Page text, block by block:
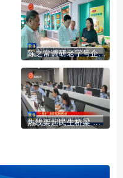
陈之常调研老字号企业创新发展工作
热线架起民生桥梁 用心守护市井烟火